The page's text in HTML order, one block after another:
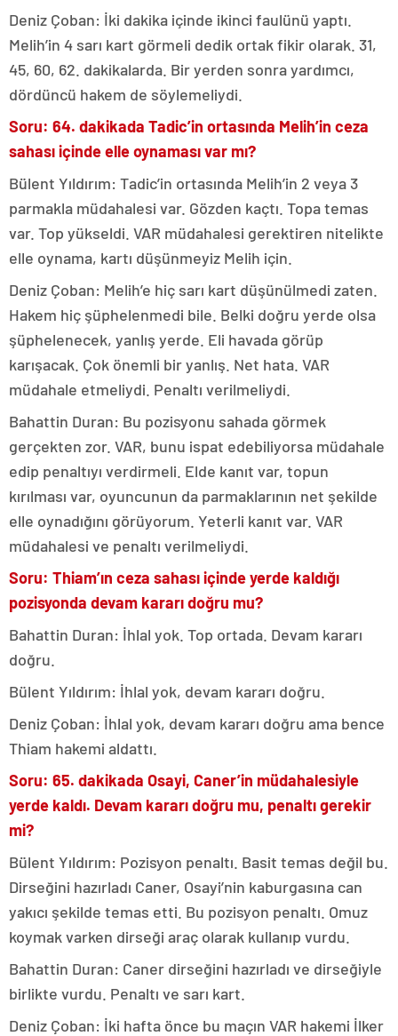
Deniz Çoban: İki dakika içinde ikinci faulünü yaptı.
Melih’in 4 sarı kart görmeli dedik ortak fikir olarak. 31,
45, 60, 62. dakikalarda. Bir yerden sonra yardımcı,
dördüncü hakem de söylemeliydi.
Soru: 64. dakikada Tadic’in ortasında Melih’in ceza
sahası içinde elle oynaması var mı?
Bülent Yıldırım: Tadic’in ortasında Melih’in 2 veya 3
parmakla müdahalesi var. Gözden kaçtı. Topa temas
var. Top yükseldi. VAR müdahalesi gerektiren nitelikte
elle oynama, kartı düşünmeyiz Melih için.
Deniz Çoban: Melih’e hiç sarı kart düşünülmedi zaten.
Hakem hiç şüphelenmedi bile. Belki doğru yerde olsa
şüphelenecek, yanlış yerde. Eli havada görüp
karışacak. Çok önemli bir yanlış. Net hata. VAR
müdahale etmeliydi. Penaltı verilmeliydi.
Bahattin Duran: Bu pozisyonu sahada görmek
gerçekten zor. VAR, bunu ispat edebiliyorsa müdahale
edip penaltıyı verdirmeli. Elde kanıt var, topun
kırılması var, oyuncunun da parmaklarının net şekilde
elle oynadığını görüyorum. Yeterli kanıt var. VAR
müdahalesi ve penaltı verilmeliydi.
Soru: Thiam’ın ceza sahası içinde yerde kaldığı
pozisyonda devam kararı doğru mu?
Bahattin Duran: İhlal yok. Top ortada. Devam kararı
doğru.
Bülent Yıldırım: İhlal yok, devam kararı doğru.
Deniz Çoban: İhlal yok, devam kararı doğru ama bence
Thiam hakemi aldattı.
Soru: 65. dakikada Osayi, Caner’in müdahalesiyle
yerde kaldı. Devam kararı doğru mu, penaltı gerekir
mi?
Bülent Yıldırım: Pozisyon penaltı. Basit temas değil bu.
Dirseğini hazırladı Caner, Osayi’nin kaburgasına can
yakıcı şekilde temas etti. Bu pozisyon penaltı. Omuz
koymak varken dirseği araç olarak kullanıp vurdu.
Bahattin Duran: Caner dirseğini hazırladı ve dirseğiyle
birlikte vurdu. Penaltı ve sarı kart.
Deniz Çoban: İki hafta önce bu maçın VAR hakemi İlker